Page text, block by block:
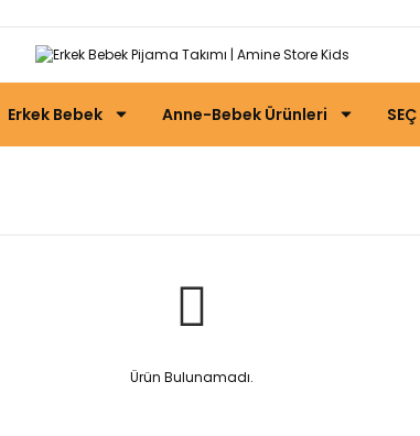
Erkek Bebek Anne-Bebek Ürünleri
Ürün Bulunamadı.